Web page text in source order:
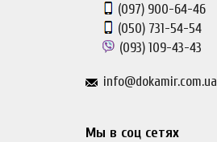
(097) 900-64-46
(050) 731-54-54
(093) 109-43-43
info@dokamir.com.ua
Мы в соц сетях